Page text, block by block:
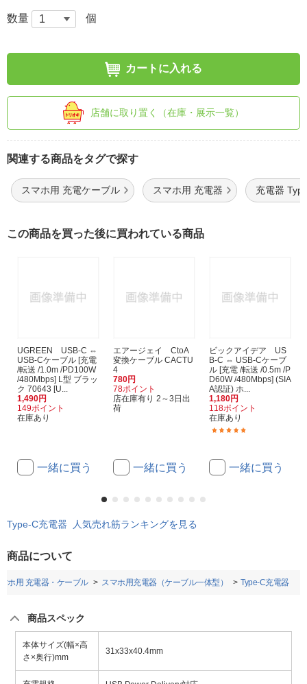
数量 個
カートに入れる
店舗に取り置く（在庫・展示一覧）
関連する商品をタグで探す
スマホ用 充電ケーブル スマホ用 充電器 充電器
この商品を買った後に買われている商品
UGREEN USB-C ⇔
USB-Cケーブル [充電
/転送 /1.0m /PD100W
/480Mbps] L型 ブラッ
ク 70643 [U...
1,490円
149ポイント
在庫あり
一緒に買う
エアージェイ CtoA
変換ケーブル CACTU
4
780円
78ポイント
店在庫有り 2～3日出
荷
一緒に買う
ビックアイデア US
B-C ⇔ USB-Cケーブ
ル [充電 /転送 /0.5m /P
D60W /480Mbps] (SIA
A認証) ホ...
1,180円
118ポイント
在庫あり
一緒に買う
Type-C充電器 人気売れ筋ランキングを見る
商品について
ホ用 充電器・ケーブル スマホ用充電器（ケーブル一体型） Type-C充電器
商品スペック
本体サイズ(幅×高
さ×奥行)mm
31x33x40.4mm